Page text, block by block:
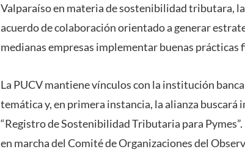
Valparaíso en materia de sostenibilidad tributara,
acuerdo de colaboración orientado a generar
medianas empresas implementar buenas prácticas
La PUCV mantiene vínculos con la institución
temática y, en primera instancia, la alianza
“Registro de Sostenibilidad Tributaria para
en marcha del Comité de Organizaciones del